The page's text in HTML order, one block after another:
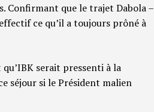
Confirmant que le trajet Dabola –
ce qu’il a toujours prôné à
serait pressenti à la
séjour si le Président malien